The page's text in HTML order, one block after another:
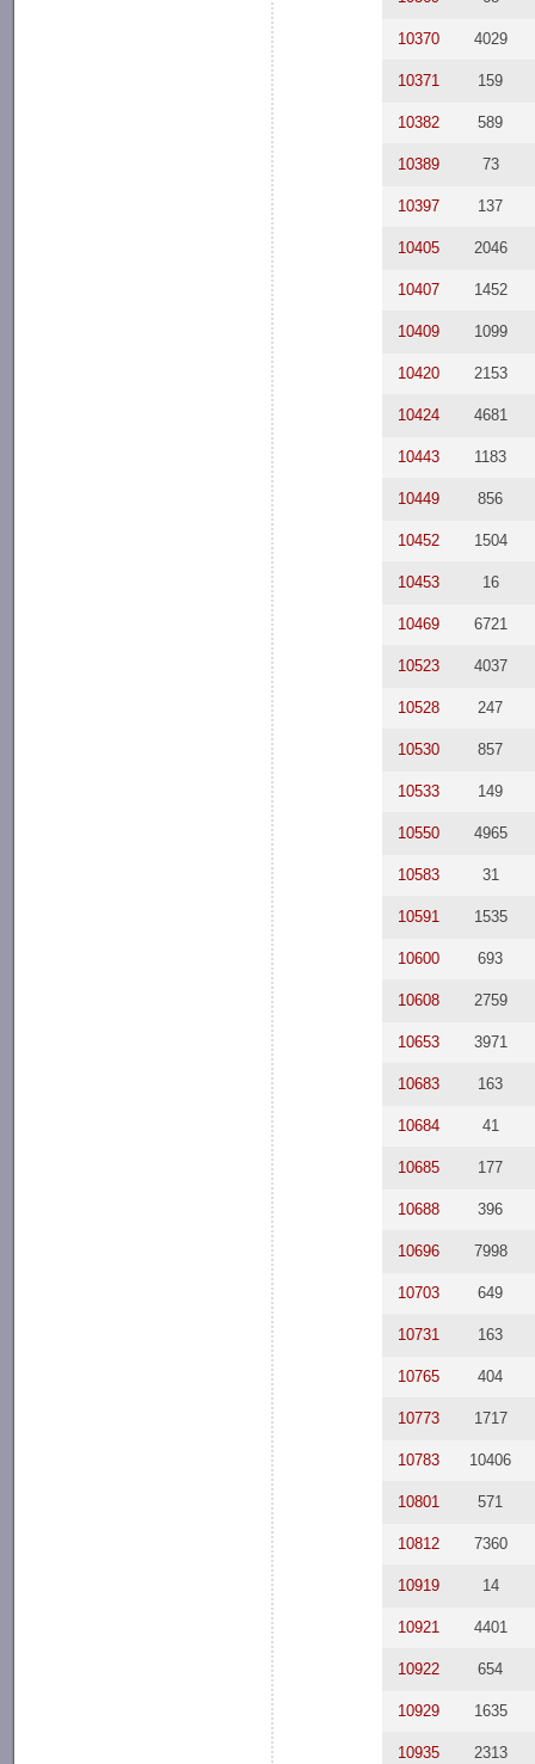
10370 4029
10371 159
10382 589
10389 73
10397 137
10405 2046
10407 1452
10409 1099
10420 2153
10424 4681
10443 1183
10449 856
10452 1504
10453 16
10469 6721
10523 4037
10528 247
10530 857
10533 149
10550 4965
10583 31
10591 1535
10600 693
10608 2759
10653 3971
10683 163
10684 41
10685 177
10688 396
10696 7998
10703 649
10731 163
10765 404
10773 1717
10783 10406
10801 571
10812 7360
10919 14
10921 4401
10922 654
10929 1635
10935 2313